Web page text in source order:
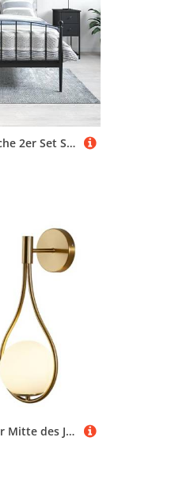
HETFTJN Nachttische 2er Set Schwarz 32x42x70 cm Holzwerkstoff mit Eisenrahmen Modernes Design Stauraumwunder für Schlafzimmer Wohnzimmer Flur
KCO Wandleuchter Mitte des Jahrhunderts Tropfen-Design Wandleuchte aus gebürstetem Messing, Wandhalterung für Nachttisch, Wohnzimmer (2 Stück)